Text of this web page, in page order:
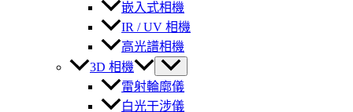
嵌入式相機
IR / UV 相機
高光譜相機
3D 相機
雷射輪廓儀
白光干涉儀